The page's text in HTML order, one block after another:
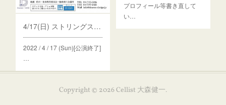
4/17(日) ストリングスで巡る世界旅行
2022 / 4 / 17 (Sun)[公演終了]
プロフィール等書き直して
い…
Copyright © 2026Cellist 大森健一.